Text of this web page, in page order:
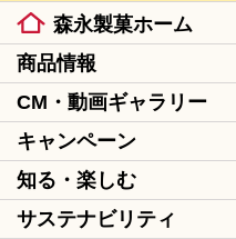
森永製菓ホーム
商品情報
CM・動画ギャラリー
キャンペーン
知る・楽しむ
サステナビリティ